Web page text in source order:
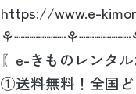
https://www.e-
〖e-きものレンタル
①送料無料！全国ど